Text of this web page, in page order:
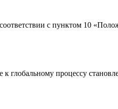
с пунктом 10
процессу